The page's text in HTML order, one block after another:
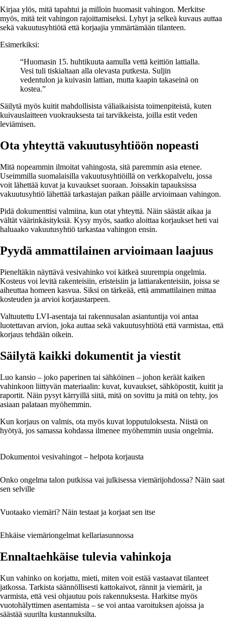
Kirjaa ylös, mitä tapahtui ja milloin huomasit vahingon. Merkitse
myös, mitä teit vahingon rajoittamiseksi. Lyhyt ja selkeä kuvaus auttaa
sekä vakuutusyhtiötä että korjaajia ymmärtämään tilanteen.
Esimerkiksi:
“Huomasin 15. huhtikuuta aamulla vettä keittiön lattialla.
Vesi tuli tiskialtaan alla olevasta putkesta. Suljin
vedentulon ja kuivasin lattian, mutta kaapin takaseinä on
kostea.”
Säilytä myös kuitit mahdollisista väliaikaisista toimenpiteistä, kuten
kuivauslaitteen vuokrauksesta tai tarvikkeista, joilla estit veden
leviämisen.
Ota yhteyttä vakuutusyhtiöön nopeasti
Mitä nopeammin ilmoitat vahingosta, sitä paremmin asia etenee.
Useimmilla suomalaisilla vakuutusyhtiöillä on verkkopalvelu, jossa
voit lähettää kuvat ja kuvaukset suoraan. Joissakin tapauksissa
vakuutusyhtiö lähettää tarkastajan paikan päälle arvioimaan vahingon.
Pidä dokumenttisi valmiina, kun otat yhteyttä. Näin säästät aikaa ja
vältät väärinkäsityksiä. Kysy myös, saatko aloittaa korjaukset heti vai
haluaako vakuutusyhtiö tarkastaa vahingon ensin.
Pyydä ammattilainen arvioimaan laajuus
Pieneltäkin näyttävä vesivahinko voi kätkeä suurempia ongelmia.
Kosteus voi levitä rakenteisiin, eristeisiin ja lattiarakenteisiin, joissa se
aiheuttaa homeen kasvua. Siksi on tärkeää, että ammattilainen mittaa
kosteuden ja arvioi korjaustarpeen.
Valtuutettu LVI-asentaja tai rakennusalan asiantuntija voi antaa
luotettavan arvion, joka auttaa sekä vakuutusyhtiötä että varmistaa, että
korjaus tehdään oikein.
Säilytä kaikki dokumentit ja viestit
Luo kansio – joko paperinen tai sähköinen – johon keräät kaiken
vahinkoon liittyvän materiaalin: kuvat, kuvaukset, sähköpostit, kuitit ja
raportit. Näin pysyt kärryillä siitä, mitä on sovittu ja mitä on tehty, jos
asiaan palataan myöhemmin.
Kun korjaus on valmis, ota myös kuvat lopputuloksesta. Niistä on
hyötyä, jos samassa kohdassa ilmenee myöhemmin uusia ongelmia.
Dokumentoi vesivahingot – helpota korjausta
Onko ongelma talon putkissa vai julkisessa viemärijohdossa? Näin saat
sen selville
Vuotaako viemäri? Näin testaat ja korjaat sen itse
Ehkäise viemäriongelmat kellariasunnossa
Ennaltaehkäise tulevia vahinkoja
Kun vahinko on korjattu, mieti, miten voit estää vastaavat tilanteet
jatkossa. Tarkista säännöllisesti kattokaivot, rännit ja viemärit, ja
varmista, että vesi ohjautuu pois rakennuksesta. Harkitse myös
vuotohälyttimen asentamista – se voi antaa varoituksen ajoissa ja
säästää suurilta kustannuksilta.